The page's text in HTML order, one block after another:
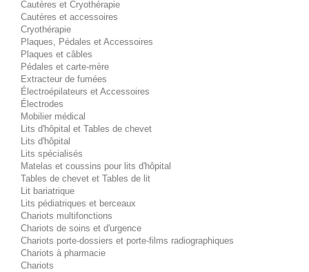
Cautères et Cryothérapie
Cautères et accessoires
Cryothérapie
Plaques, Pédales et Accessoires
Plaques et câbles
Pédales et carte-mère
Extracteur de fumées
Électroépilateurs et Accessoires
Électrodes
Mobilier médical
Lits d'hôpital et Tables de chevet
Lits d'hôpital
Lits spécialisés
Matelas et coussins pour lits d'hôpital
Tables de chevet et Tables de lit
Lit bariatrique
Lits pédiatriques et berceaux
Chariots multifonctions
Chariots de soins et d'urgence
Chariots porte-dossiers et porte-films radiographiques
Chariots à pharmacie
Chariots